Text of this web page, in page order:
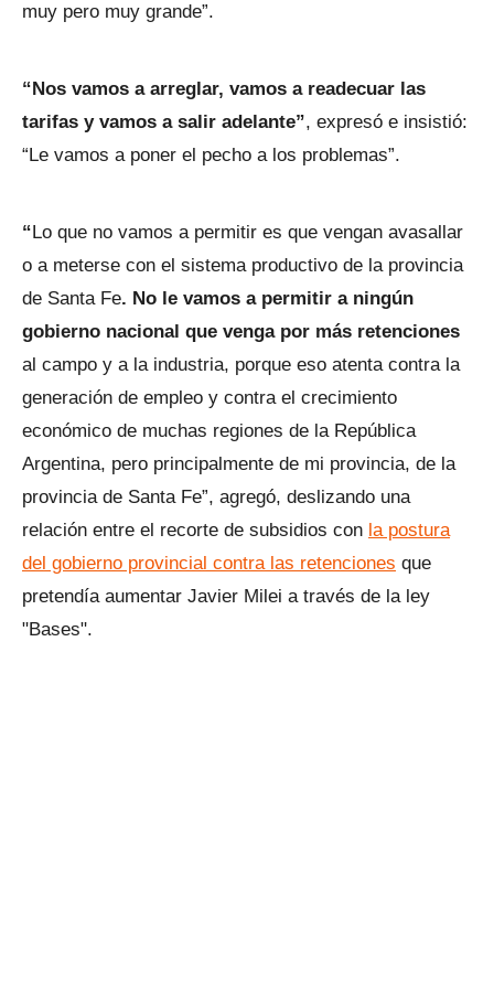
muy pero muy grande”.
“Nos vamos a arreglar, vamos a readecuar las
tarifas y vamos a salir adelante”, expresó e insistió:
“Le vamos a poner el pecho a los problemas”.
“Lo que no vamos a permitir es que vengan avasallar
o a meterse con el sistema productivo de la provincia
de Santa Fe. No le vamos a permitir a ningún
gobierno nacional que venga por más retenciones
al campo y a la industria, porque eso atenta contra la
generación de empleo y contra el crecimiento
económico de muchas regiones de la República
Argentina, pero principalmente de mi provincia, de la
provincia de Santa Fe”, agregó, deslizando una
relación entre el recorte de subsidios con la postura
del gobierno provincial contra las retenciones que
pretendía aumentar Javier Milei a través de la ley
"Bases".